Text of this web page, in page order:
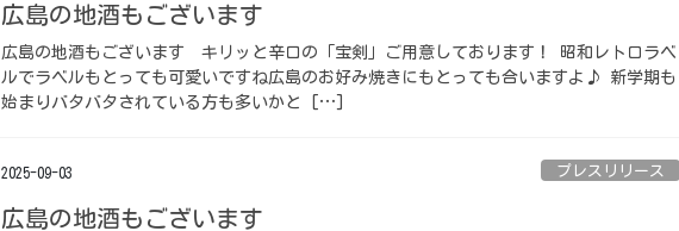
広島の地酒もございます ⁡
広島の地酒もございます ⁡ キリッと辛口の「宝剣」ご用意しております！ 昭和レトロラベ
ルでラベルもとっても可愛いですね️広島のお好み焼きにもとっても合いますよ♪ 新学期も
始まりバタバタされている方も多いかと […]
2025-09-03 プレスリリース
広島の地酒もございます ⁡